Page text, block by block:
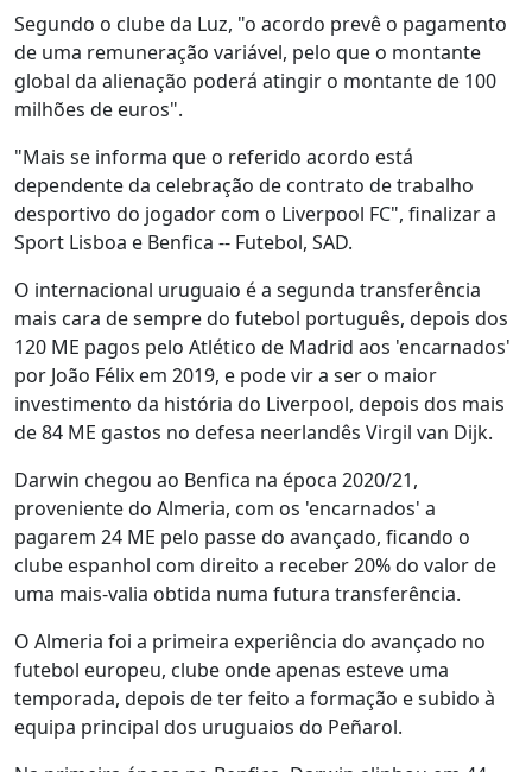
Segundo o clube da Luz, "o acordo prevê o pagamento
de uma remuneração variável, pelo que o montante
global da alienação poderá atingir o montante de 100
milhões de euros".
"Mais se informa que o referido acordo está
dependente da celebração de contrato de trabalho
desportivo do jogador com o Liverpool FC", finalizar a
Sport Lisboa e Benfica -- Futebol, SAD.
O internacional uruguaio é a segunda transferência
mais cara de sempre do futebol português, depois dos
120 ME pagos pelo Atlético de Madrid aos 'encarnados'
por João Félix em 2019, e pode vir a ser o maior
investimento da história do Liverpool, depois dos mais
de 84 ME gastos no defesa neerlandês Virgil van Dijk.
Darwin chegou ao Benfica na época 2020/21,
proveniente do Almeria, com os 'encarnados' a
pagarem 24 ME pelo passe do avançado, ficando o
clube espanhol com direito a receber 20% do valor de
uma mais-valia obtida numa futura transferência.
O Almeria foi a primeira experiência do avançado no
futebol europeu, clube onde apenas esteve uma
temporada, depois de ter feito a formação e subido à
equipa principal dos uruguaios do Peñarol.